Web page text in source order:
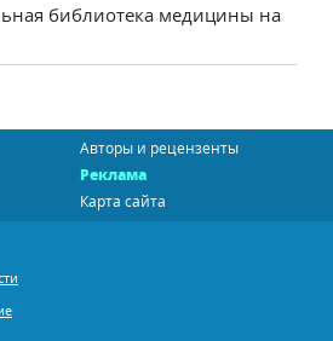
библиотека медицины на
Авторы и рецензенты
Реклама
Карта сайта